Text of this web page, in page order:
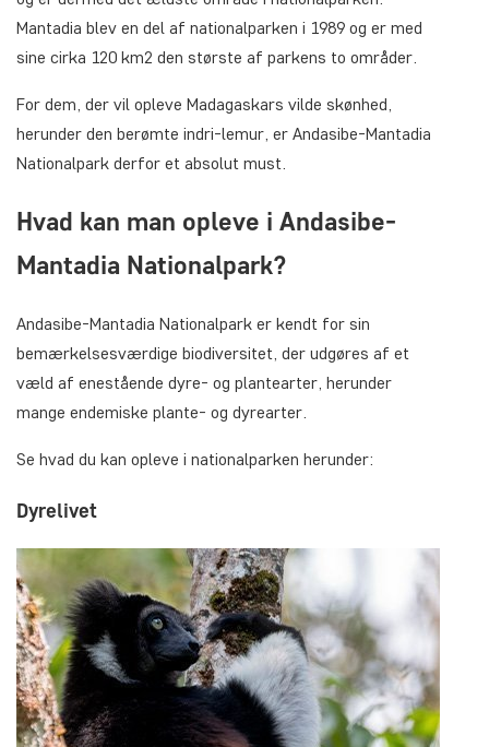
Mantadia blev en del af nationalparken i 1989 og er med
sine cirka 120 km2 den største af parkens to områder.
For dem, der vil opleve Madagaskars vilde skønhed,
herunder den berømte indri-lemur, er Andasibe-Mantadia
Nationalpark derfor et absolut must.
Hvad kan man opleve i Andasibe-
Mantadia Nationalpark?
Andasibe-Mantadia Nationalpark er kendt for sin
bemærkelsesværdige biodiversitet, der udgøres af et
væld af enestående dyre- og plantearter, herunder
mange endemiske plante- og dyrearter.
Se hvad du kan opleve i nationalparken herunder:
Dyrelivet